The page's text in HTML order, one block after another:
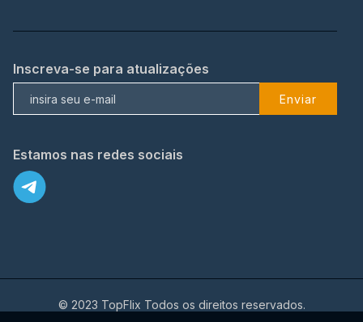
Inscreva-se para atualizações
Enviar
Estamos nas redes sociais
© 2023 TopFlix Todos os direitos reservados.